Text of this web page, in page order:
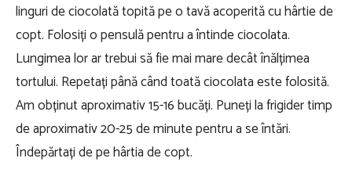
linguri de ciocolată topită pe o tavă acoperită cu hârtie de
copt. Folosiți o pensulă pentru a întinde ciocolata.
Lungimea lor ar trebui să fie mai mare decât înălțimea
tortului. Repetați până când toată ciocolata este folosită.
Am obținut aproximativ 15-16 bucăți. Puneți la frigider timp
de aproximativ 20-25 de minute pentru a se întări.
Îndepărtați de pe hârtia de copt.